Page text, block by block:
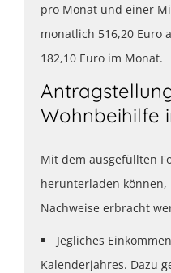
pro Monat und einer
monatlich 516,20 Euro
182,10 Euro im Monat.
Wohnbeihilfe
Mit dem ausgefüllten
herunterladen können,
Nachweise erbracht
Jegliches
Kalenderjahres. Dazu